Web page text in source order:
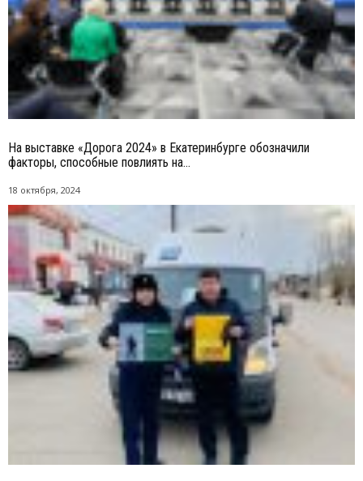
На выставке «Дорога 2024» в Екатеринбурге обозначили
факторы, способные повлиять на...
18 октября, 2024